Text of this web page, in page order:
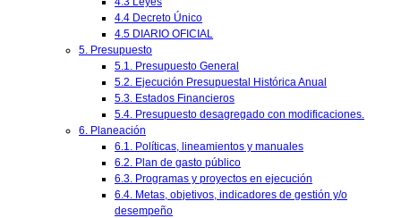
4.4 Decreto Único
4.5 DIARIO OFICIAL
5. Presupuesto
5.1. Presupuesto General
5.2. Ejecución Presupuestal Histórica Anual
5.3. Estados Financieros
5.4. Presupuesto desagregado con modificaciones.
6. Planeación
6.1. Políticas, lineamientos y manuales
6.2. Plan de gasto público
6.3. Programas y proyectos en ejecución
6.4. Metas, objetivos, indicadores de gestión y/o
desempeño